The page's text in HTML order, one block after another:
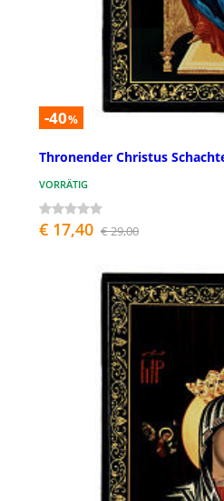
-40%
Thronender Christus
VORRÄTIG
€ 17,40 € 29,00